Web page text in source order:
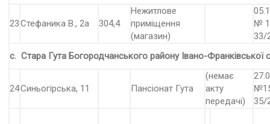
23Стефаника В., 2а 304,4
Нежитлове
приміщення
(магазин)
№
33/
с. Стара Гута Богородчанського району Івано-Франківської
24Синьогірська, 11 Пансіонат Гута
(немає
акту
передачі)
35/